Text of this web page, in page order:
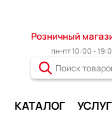
Розничный
пн-пт 10:00 -
КАТАЛОГ